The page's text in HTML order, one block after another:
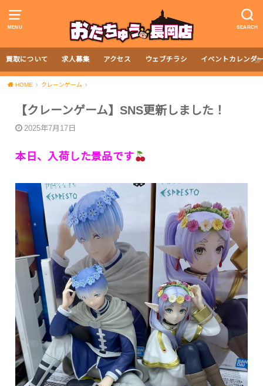
MENU SEARCH
買取について 求人募集 アクセス ウェブチラシ イベントカレンダ
HOME クレーンゲーム
【クレーンゲーム】SNS更新しました！
2025年7月17日
本日、入荷した景品です